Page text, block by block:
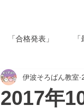
「合格発表」
2017年
伊波そろばん教室